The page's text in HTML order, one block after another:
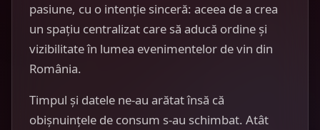
pasiune, cu o intenție sinceră: aceea de a crea
un spațiu centralizat care să aducă ordine și
vizibilitate în lumea evenimentelor de vin din
România.
Timpul și datele ne-au arătat însă că
obișnuințele de consum s-au schimbat. Atât